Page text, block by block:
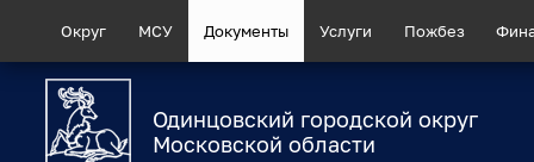
Округ МСУ Документы Услуги Пожбез
Одинцовский городской округ
Московской области